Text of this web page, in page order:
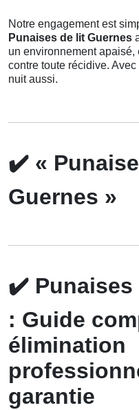
Notre engagement est
Punaises de lit Guernes
un environnement
contre toute récidive.
nuit aussi.
✔️ «
Guernes »
✔️
: Guide
élimination
garantie